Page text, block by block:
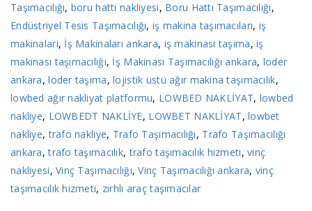
Taşımacılığı, boru hattı nakliyesi, Boru Hattı Taşımacılığı,
Endüstriyel Tesis Taşımacılığı, iş makina taşımacıları, iş
makinalari, İş Makinaları ankara, iş makinası taşıma,iş
makinası taşımacılığı, İş Makinası Taşımacılığı ankara, loder
ankara,loder taşıma,lojistik üstü ağır makina taşımacılık,
lowbed ağır nakliyat platformu, LOWBED NAKLİYAT, lowbed
nakliye, LOWBEDT NAKLİYE, LOWBET NAKLİYAT,lowbet
nakliye,trafo nakliye, Trafo Taşımacılığı, Trafo Taşımacılığı
ankara,trafo taşımacılık,trafo taşımacılık hizmeti,vinç
nakliyesi,Vinç Taşımacılığı,Vinç Taşımacılığı ankara, vinç
taşımacılık hizmeti, zırhlı araç taşımacılar